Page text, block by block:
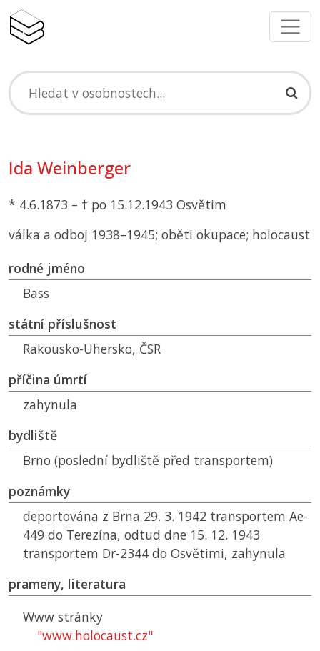
Ida Weinberger
* 4.6.1873 – † po 15.12.1943 Osvětim
válka a odboj 1938–1945; oběti okupace; holocaust
rodné jméno
Bass
státní příslušnost
Rakousko-Uhersko, ČSR
příčina úmrtí
zahynula
bydliště
Brno (poslední bydliště před transportem)
poznámky
deportována z Brna 29. 3. 1942 transportem Ae-
449 do Terezína, odtud dne 15. 12. 1943
transportem Dr-2344 do Osvětimi, zahynula
prameny, literatura
Www stránky
"www.holocaust.cz"